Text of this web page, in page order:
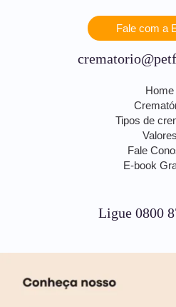
Fale com a
Home
Tipos de
Valores
Fale
E-book
Ligue 0800